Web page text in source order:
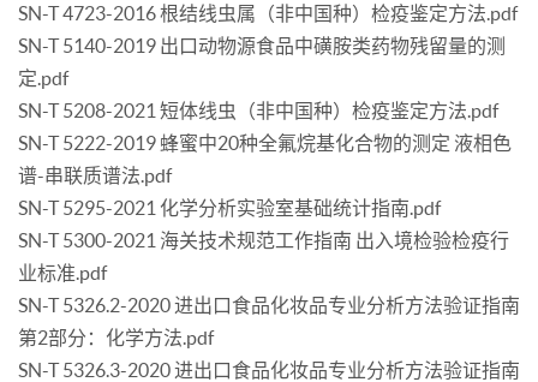
SN-T 4723-2016 根结线虫属（非中国种）检疫鉴定方法.pdf
SN-T 5140-2019 出口动物源食品中磺胺类药物残留量的测
定.pdf
SN-T 5208-2021 短体线虫（非中国种）检疫鉴定方法.pdf
SN-T 5222-2019 蜂蜜中20种全氟烷基化合物的测定 液相色
谱-串联质谱法.pdf
SN-T 5295-2021 化学分析实验室基础统计指南.pdf
SN-T 5300-2021 海关技术规范工作指南 出入境检验检疫行
业标准.pdf
SN-T 5326.2-2020 进出口食品化妆品专业分析方法验证指南
第2部分：化学方法.pdf
SN-T 5326.3-2020 进出口食品化妆品专业分析方法验证指南